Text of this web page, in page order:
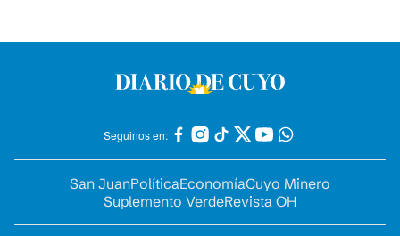
Seguinos en:
San JuanPolíticaEconomíaCuyo Minero
Suplemento VerdeRevista OH